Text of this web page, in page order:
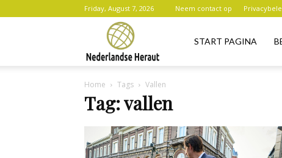
Friday, August 7, 2026 Neem contact op
Nederlandse
Heraut
START PAGINA
Home Tags Vallen
Tag: vallen